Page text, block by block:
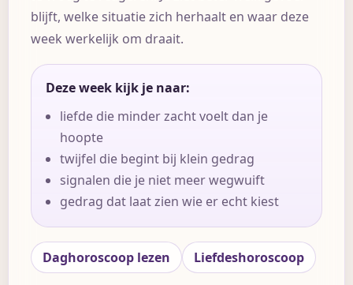
blijft, welke situatie zich herhaalt en waar deze
week werkelijk om draait.
Deze week kijk je naar:
liefde die minder zacht voelt dan je
hoopte
twijfel die begint bij klein gedrag
signalen die je niet meer wegwuift
gedrag dat laat zien wie er echt kiest
Daghoroscoop lezen Liefdeshoroscoop